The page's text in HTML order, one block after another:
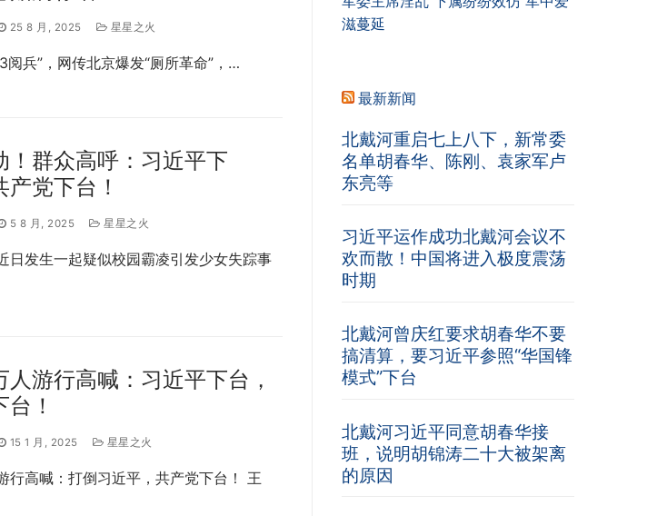
25 8 月, 2025 星星之火
阅兵”，网传北京爆发“厕所革命”，…
！群众高呼：习近平下
产党下台！
5 8 月, 2025 星星之火
日发生一起疑似校园霸凌引发少女失踪事
人游行高喊：习近平下台，
！
15 1 月, 2025 星星之火
行高喊：打倒习近平，共产党下台！ 王
滋蔓延
最新新闻
北戴河重启七上八下，新常委
名单胡春华、陈刚、袁家军卢
东亮等
习近平运作成功北戴河会议不
欢而散！中国将进入极度震荡
时期
北戴河曾庆红要求胡春华不要
搞清算，要习近平参照“华国锋
模式”下台
北戴河习近平同意胡春华接
班，说明胡锦涛二十大被架离
的原因